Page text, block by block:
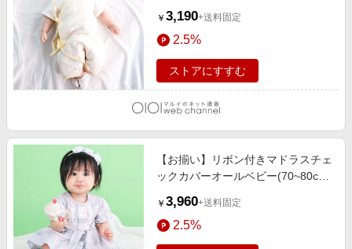
家電・PC・スマホ・カメラ
エンタメ
スポーツ・アウトドア・ゴルフ
インテリア・寝具
旅行・レジャー・ホテル予約
生活・お役立ち
金融・マネー・保険
デジタルコンテンツ
ビジネス・その他サービス
楽天ペイ導入ストア
楽天サービス特集
旅行特集
わくわく夏特集
Apple公式サイト×楽天カード分割払い
Qoo10メガポ
Samsung ボーナスキャンペーン
週末の高還元 夏の長期版
￥ 3,190+送料固定
2.5%
ストアにすすむ
【お揃い】リボン付きマドラスチェ
ックカバーオールベビー(70~80cm)
￥ 3,960+送料固定
2.5%